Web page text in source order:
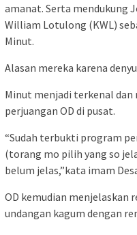
amanat. Serta mendukung
William Lotulong (KWL)
Minut.
Alasan mereka karena
Minut menjadi terkenal
perjuangan OD di pusat.
“Sudah terbukti program
(torang mo pilih yang so
belum jelas,”kata imam
OD kemudian menjelaskan
undangan kagum dengan